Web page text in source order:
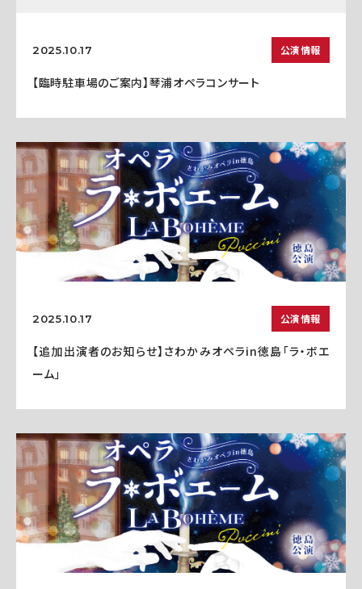
2025.10.17 公演情報
【臨時駐車場のご案内】琴浦オペラコンサート
2025.10.17 公演情報
【追加出演者のお知らせ】さわかみオペラin徳島「ラ・ボエ
ーム」